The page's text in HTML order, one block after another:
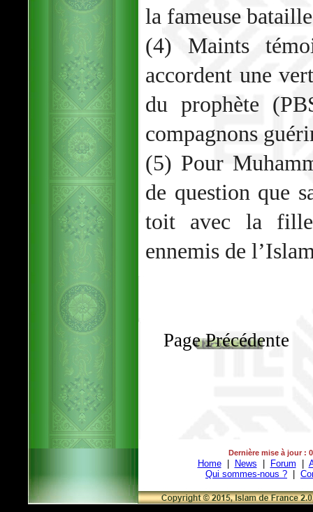
la fameuse
(4) Maints
accordent une
du prophète
compagnons
(5) Pour
de question que
toit avec la fille
ennemis de
Page Précédente
Dernière mise à jour :
Home| News Forum
Qui sommes-nous ?